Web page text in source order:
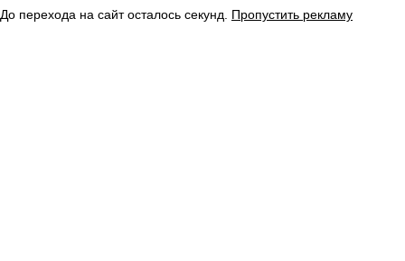
До перехода на сайт осталось секунд. Пропустить рекламу